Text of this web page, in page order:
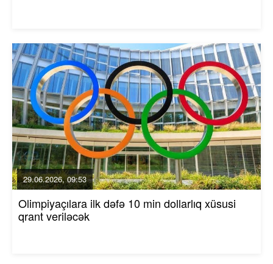
29.06.2026, 09:53
Olimpiyaçılara ilk dəfə 10 min dollarlıq xüsusi
qrant veriləcək